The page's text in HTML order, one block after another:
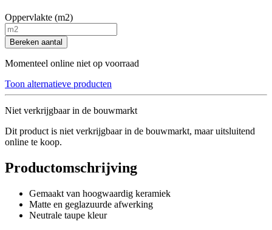
Oppervlakte (m2)
Bereken aantal
Momenteel online niet op voorraad
Toon alternatieve producten
Niet verkrijgbaar in de bouwmarkt
Dit product is niet verkrijgbaar in de bouwmarkt, maar uitsluitend
online te koop.
Productomschrijving
Gemaakt van hoogwaardig keramiek
Matte en geglazuurde afwerking
Neutrale taupe kleur